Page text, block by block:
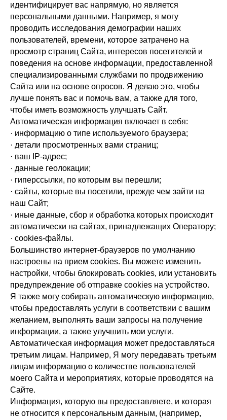
идентифицирует вас напрямую, но является
персональными данными. Например, я могу
проводить исследования демографии наших
пользователей, времени, которое затрачено на
просмотр страниц Сайта, интересов посетителей и
поведения на основе информации, предоставленной
специализированными службами по продвижению
Сайта или на основе опросов. Я делаю это, чтобы
лучше понять вас и помочь вам, а также для того,
чтобы иметь возможность улучшать Сайт.
Автоматическая информация включает в себя:
· информацию о типе используемого браузера;
· детали просмотренных вами страниц;
· ваш IP-адрес;
· данные геолокации;
· гиперссылки, по которым вы перешли;
· сайты, которые вы посетили, прежде чем зайти на
наш Сайт;
· иные данные, сбор и обработка которых происходит
автоматически на сайтах, принадлежащих Оператору;
· cookies-файлы.
Большинство интернет-браузеров по умолчанию
настроены на прием cookies. Вы можете изменить
настройки, чтобы блокировать cookies, или установить
предупреждение об отправке cookies на устройство.
Я также могу собирать автоматическую информацию,
чтобы предоставлять услуги в соответствии с вашим
желанием, выполнять ваши запросы на получение
информации, а также улучшить мои услуги.
Автоматическая информация может предоставляться
третьим лицам. Например, Я могу передавать третьим
лицам информацию о количестве пользователей
моего Сайта и мероприятиях, которые проводятся на
Сайте.
Информация, которую вы предоставляете, и которая
не относится к персональным данным, (например,